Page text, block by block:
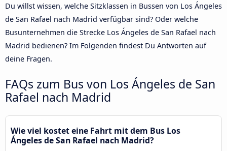
Du willst wissen, welche Sitzklassen in Bussen von Los Ángeles
de San Rafael nach Madrid verfügbar sind? Oder welche
Busunternehmen die Strecke Los Ángeles de San Rafael nach
Madrid bedienen? Im Folgenden findest Du Antworten auf
deine Fragen.
FAQs zum Bus von Los Ángeles de San
Rafael nach Madrid
Wie viel kostet eine Fahrt mit dem Bus Los
Ángeles de San Rafael nach Madrid?